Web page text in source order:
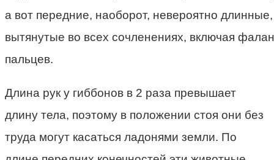
а вот передние, наоборот, невероятно длинные,
вытянутые во всех сочленениях, включая
пальцев.
Длина рук у гиббонов в 2 раза превышает
длину тела, поэтому в положении стоя они без
труда могут касаться ладонями земли. По